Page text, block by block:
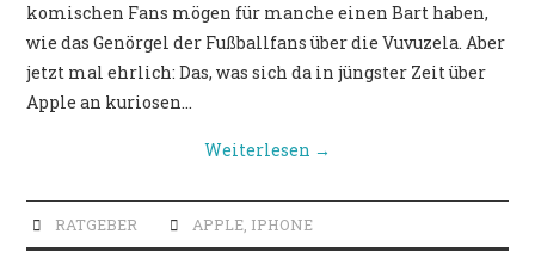
komischen Fans mögen für manche einen Bart haben,
wie das Genörgel der Fußballfans über die Vuvuzela. Aber
jetzt mal ehrlich: Das, was sich da in jüngster Zeit über
Apple an kuriosen…
Weiterlesen →
RATGEBER APPLE, IPHONE